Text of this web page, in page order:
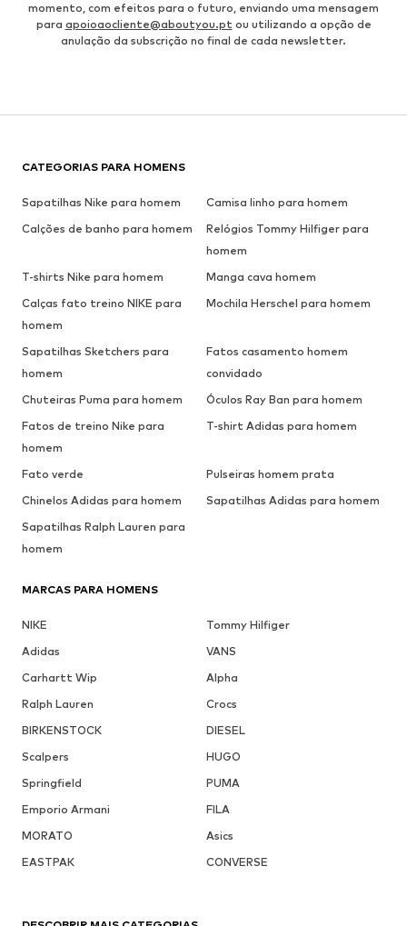
momento, com efeitos para o futuro, enviando uma mensagem
para apoioaocliente@aboutyou.pt ou utilizando a opção de
anulação da subscrição no final de cada newsletter.
CATEGORIAS PARA HOMENS
Sapatilhas Nike para homem
Camisa linho para homem
Calções de banho para homem
Relógios Tommy Hilfiger para
homem
T-shirts Nike para homem
Manga cava homem
Calças fato treino NIKE para
homem
Mochila Herschel para homem
Sapatilhas Sketchers para
homem
Fatos casamento homem
convidado
Chuteiras Puma para homem
Óculos Ray Ban para homem
Fatos de treino Nike para
homem
T-shirt Adidas para homem
Fato verde
Pulseiras homem prata
Chinelos Adidas para homem
Sapatilhas Adidas para homem
Sapatilhas Ralph Lauren para
homem
MARCAS PARA HOMENS
NIKE
Tommy Hilfiger
Adidas
VANS
Carhartt Wip
Alpha
Ralph Lauren
Crocs
BIRKENSTOCK
DIESEL
Scalpers
HUGO
Springfield
PUMA
Emporio Armani
FILA
MORATO
Asics
EASTPAK
CONVERSE